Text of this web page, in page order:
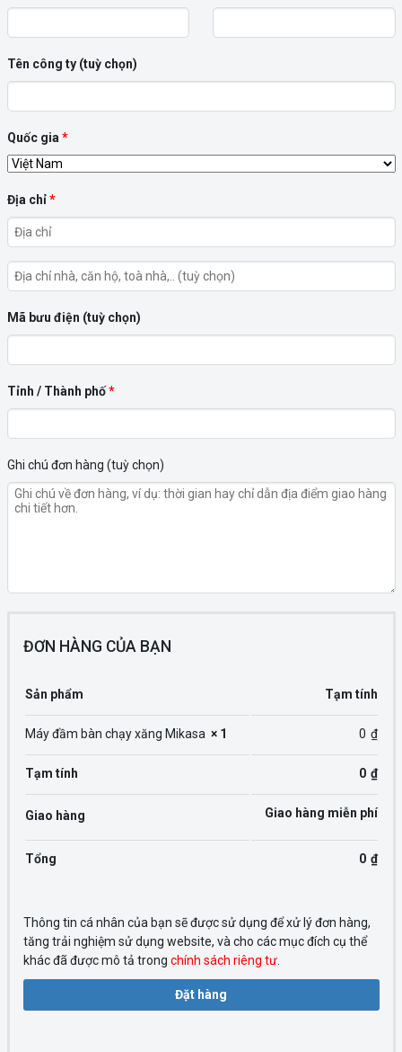
Tên công ty (tuỳ chọn)
Quốc gia *
Địa chỉ*
Địa
nhà,
toà
chọn)
Mã bưu điện (tuỳ chọn)
Tỉnh / Thành phố*
Ghi chú đơn hàng (tuỳ chọn)
ĐƠN HÀNG CỦA BẠN
Sản phẩm Tạm tính
Máy đầm bàn chạy xăng Mikasa × 1 0 ₫
Tạm tính 0 ₫
Giao hàng Giao hàng miễn phí
Tổng 0 ₫
Thông tin cá nhân của bạn sẽ được sử dụng để xử lý đơn hàng,
tăng trải nghiệm sử dụng website, và cho các mục đích cụ thể
khác đã được mô tả trong chính sách riêng tư.
Đặt hàng